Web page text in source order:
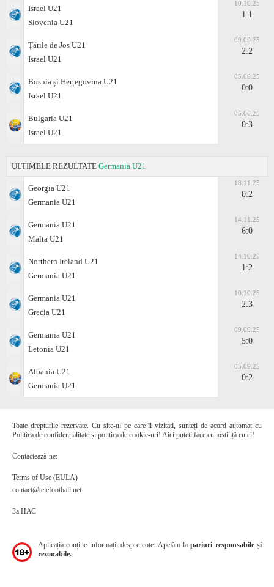
Israel U21
Slovenia U21
10.10.25
1:1
Țările de Jos U21
Israel U21
09.09.25
2:2
Bosnia și Herțegovina U21
Israel U21
05.09.25
0:0
Bulgaria U21
Israel U21
05.06.25
0:3
ULTIMELE REZULTATE Germania U21
Georgia U21
Germania U21
18.11.25
0:2
Germania U21
Malta U21
14.11.25
6:0
Northern Ireland U21
Germania U21
14.10.25
1:2
Germania U21
Grecia U21
10.10.25
2:3
Germania U21
Letonia U21
09.09.25
5:0
Albania U21
Germania U21
05.09.25
0:2
Toate drepturile rezervate. Cu site-ul pe care îl vizitați, sunteți de acord automat cu
Politica de confidențialitate și politica de cookie-uri! Aici puteți face cunoștință cu ei!
Contactează-ne:
Terms of Use (EULA)
contact@telefootball.net
За НАС
Aplicația conține informații despre cote. Apelăm lapariuri responsabile și
rezonabile.